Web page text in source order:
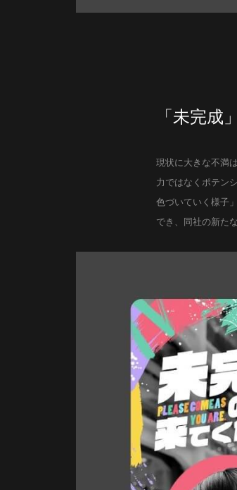
「未完成
現状に大きな不満
力ではなくポテン
色づいていく様子
でき、同社の新た